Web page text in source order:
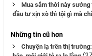
Mua sắm thời này sướng
đầu tư xịn xò thì tội gì mà
Những tin cũ hơn
Chuyện lạ trên thị